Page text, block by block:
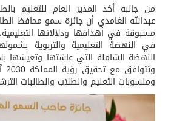
من جانبه أكد المدير العام للتعليم
عبدالله الغامدي أن جائزة سمو محافظ
مسبوقة في أهدافها ودلالاتها
في النهضة التعليمية والتربوية
النهضة الشاملة التي عاشتها وتعيشها
ومنسوبات التعليم والطلاب والطالبات